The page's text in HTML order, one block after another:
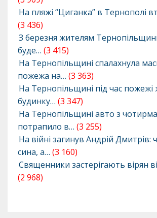
На пляжі “Циганка” в Тернополі
(3 436)
З березня жителям
буде… (3 415)
На Тернопільщині спалахнула
пожежа на… (3 363)
На Тернопільщині під час
будинку… (3 347)
На Тернопільщині авто з
потрапило в… (3 255)
На війні загинув Андрій Дмитрів:
сина, а… (3 160)
Священники застерігають вірян
(2 968)